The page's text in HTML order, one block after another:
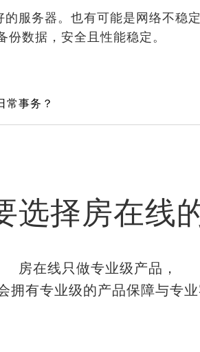
服务器。也有可能是网络不稳
数据，安全且性能稳定。
常事务？
选择房在线
房在线只做专业级产品，
拥有专业级的产品保障与专业